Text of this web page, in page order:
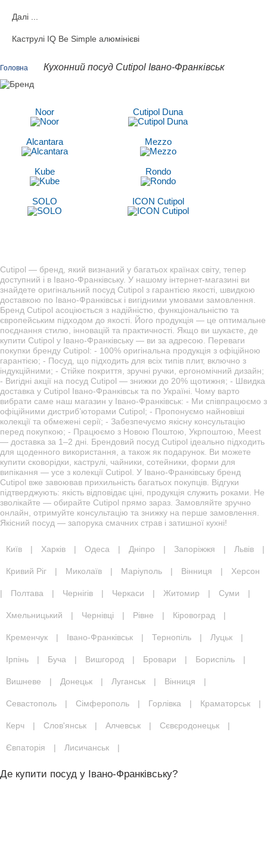
Далі ...
Каструлі IQ Be Simple алюмінієві
Головна Кухонний посуд Cutipol Івано-Франківськ
Noor Cutipol Duna
Alcantara Mezzo
Kube Rondo
SOLO ICON Cutipol
Cutipol — бренд, який визнаний у багатьох країнах світу, тепер
доступний і в Івано-Франківську. У нашому інтернет-магазині ви
знайдете оригінальний посуд Cutipol з гарантією якості, швидкою
доставкою по Івано-Франківськ і вигідними умовами замовлення.
Бренд Cutipol асоціюється з надійністю, функціональністю та
європейським підходом до якості. Його продукція — це оптимальне
поєднання стилю, інновацій та практичності. Якщо ви шукаєте, де
купити Cutipol у Івано-Франківську — ви за адресою. Переваги
покупки бренду Cutipol: - 100% оригінальна продукція з офіційною
гарантією; - Посуд, що підходить для всіх типів плит, включно з
індукційними; - Стійке покриття, зручні ручки, ергономічний дизайн;
- Вигідні акції на посуд Cutipol — знижки до 20% щотижня; - Швидка
доставка у Cutipol Івано-Франківськ та по Україні. Чому варто
вибрати саме наш магазин у Івано-Франківськ: - Ми співпрацюємо з
офіційними дистриб’юторами Cutipol; - Пропонуємо найновіші
колекції та обмежені серії; - Забезпечуємо якісну консультацію
перед покупкою; - Працюємо з Новою Поштою, Укрпоштою, Meest
— доставка за 1–2 дні. Брендовий посуд Cutipol ідеально підходить
для щоденного використання, а також як подарунок. Ви можете
купити сковорідки, каструлі, чайники, сотейники, форми для
випікання — усе з колекції Cutipol. У Івано-Франківську бренд
Cutipol вже завоював прихильність багатьох покупців. Відгуки
підтверджують: якість відповідає ціні, продукція служить роками. Не
зволікайте — обирайте Cutipol прямо зараз. Замовляйте зручно
онлайн, отримуйте консультацію та знижку на перше замовлення.
Якісний посуд — запорука смачних страв і затишної кухні!
Київ | Харків | Одеса | Дніпро | Запоріжжя | Львів |
Кривий Ріг | Миколаїв | Маріуполь | Вінниця | Херсон
| Полтава | Чернігів | Черкаси | Житомир | Суми |
Хмельницький | Чернівці | Рівне | Кіровоград |
Кременчук | Івано-Франківськ | Тернопіль | Луцьк |
Ірпінь | Буча | Вишгород | Бровари | Бориспіль |
Вишневе | Донецьк | Луганськ | Вінниця |
Севастополь | Сімферополь | Горлівка | Краматорськ |
Керч | Слов'янськ | Алчевськ | Сєвєродонецьк |
Євпаторія | Лисичанськ |
Де купити посуд у Івано-Франківську?